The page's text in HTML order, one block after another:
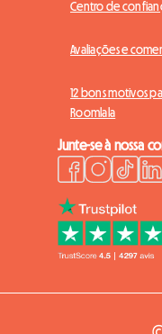
Centro de
Avaliações e
12 bons motivos
Roomlala
Junte-se à nossa
©